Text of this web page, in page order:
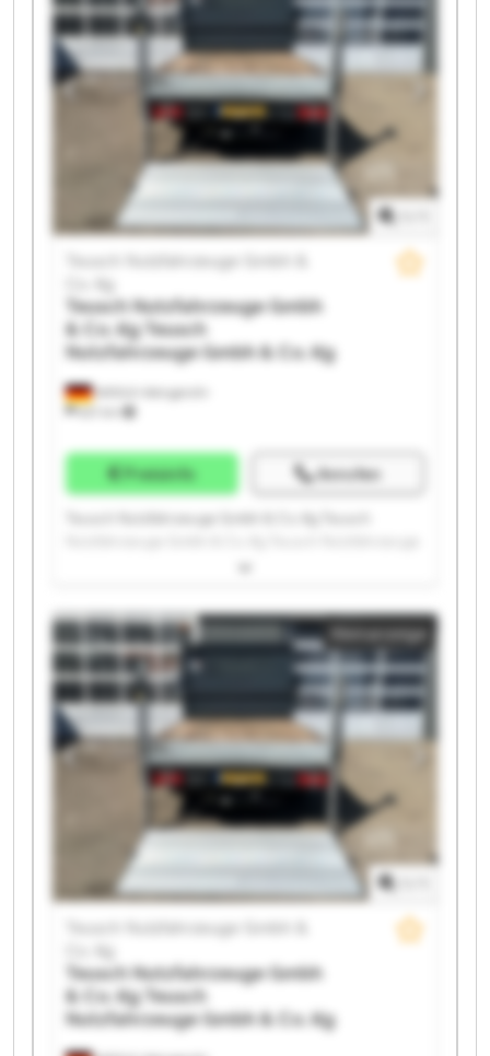
Nutzfahrzeuge Gmbh & Co. Kg Teusch Nutzfahrzeuge
Gmbh & Co. Kg Teusch Nutzfahrzeuge Gmbh & Co. Kg
Teusch Nutzfahrzeuge Gmbh & Co. Kg Teusch
Nutzfahrzeuge Gmbh & Co. Kg Teusch Nutzfahrzeuge
Gmbh & Co. Kg Teusch Nutzfahrzeuge Gmbh & Co. Kg
Teusch Nutzfahrzeuge Gmbh & Co. Kg Teusch
Nutzfahrzeuge Gmbh & Co. Kg Teusch Nutzfahrzeuge
Gmbh & Co. Kg Teusch Nutzfahrzeuge Gmbh & Co. Kg
Wittlich-Wengerohr
621 km
Teusch Nutzfahrzeuge Gmbh &
Co. Kg
Teusch Nutzfahrzeuge Gmbh
& Co. Kg Teusch
Nutzfahrzeuge Gmbh & Co. Kg
Preisinfo Anrufen
Teusch Nutzfahrzeuge Gmbh & Co. Kg Teusch
Gmbh & Co. Kg Teusch Nutzfahrzeuge Gmbh & Co. Kg
Nutzfahrzeuge Gmbh & Co. Kg Teusch Nutzfahrzeuge
Gmbh & Co. Kg Teusch Nutzfahrzeuge Gmbh & Co. Kg
Teusch Nutzfahrzeuge Gmbh & Co. Kg Teusch
Nutzfahrzeuge Gmbh & Co. Kg Teusch Nutzfahrzeuge
Gmbh & Co. Kg Teusch Nutzfahrzeuge Gmbh & Co. Kg
Teusch Nutzfahrzeuge Gmbh & Co. Kg Teusch
Nutzfahrzeuge Gmbh & Co. Kg Teusch Nutzfahrzeuge
Gmbh & Co. Kg Teusch Nutzfahrzeuge Gmbh & Co. Kg
Teusch Nutzfahrzeuge Gmbh & Co. Kg Teusch
Nutzfahrzeuge Gmbh & Co. Kg Teusch Nutzfahrzeuge
Gmbh & Co. Kg Teusch Nutzfahrzeuge Gmbh & Co. Kg
Kleinanzeige
Teusch Nutzfahrzeuge Gmbh &
Co. Kg
Teusch Nutzfahrzeuge Gmbh
& Co. Kg Teusch
Nutzfahrzeuge Gmbh & Co. Kg